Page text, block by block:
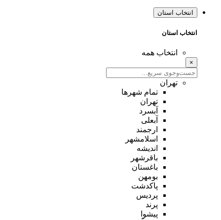
انتخاب استان
انتخاب استان
انتخاب همه
×
تهران
تمام شهر‌ها
تهران
آبسرد
آبعلی
ارجمند
اسلامشهر
اندیشه
باقرشهر
باغستان
بومهن
پاکدشت
پردیس
پرند
پیشوا